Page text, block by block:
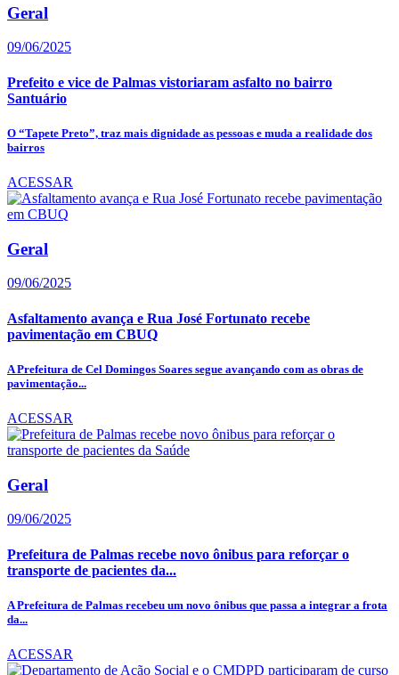
Geral
09/06/2025
Prefeito e vice de Palmas vistoriaram asfalto no bairro
Santuário
O “Tapete Preto”, traz mais dignidade as pessoas e muda a realidade dos
bairros
ACESSAR
Geral
09/06/2025
Asfaltamento avança e Rua José Fortunato recebe
pavimentação em CBUQ
A Prefeitura de Cel Domingos Soares segue avançando com as obras de
pavimentação...
ACESSAR
Geral
09/06/2025
Prefeitura de Palmas recebe novo ônibus para reforçar o
transporte de pacientes da...
A Prefeitura de Palmas recebeu um novo ônibus que passa a integrar a frota
da...
ACESSAR